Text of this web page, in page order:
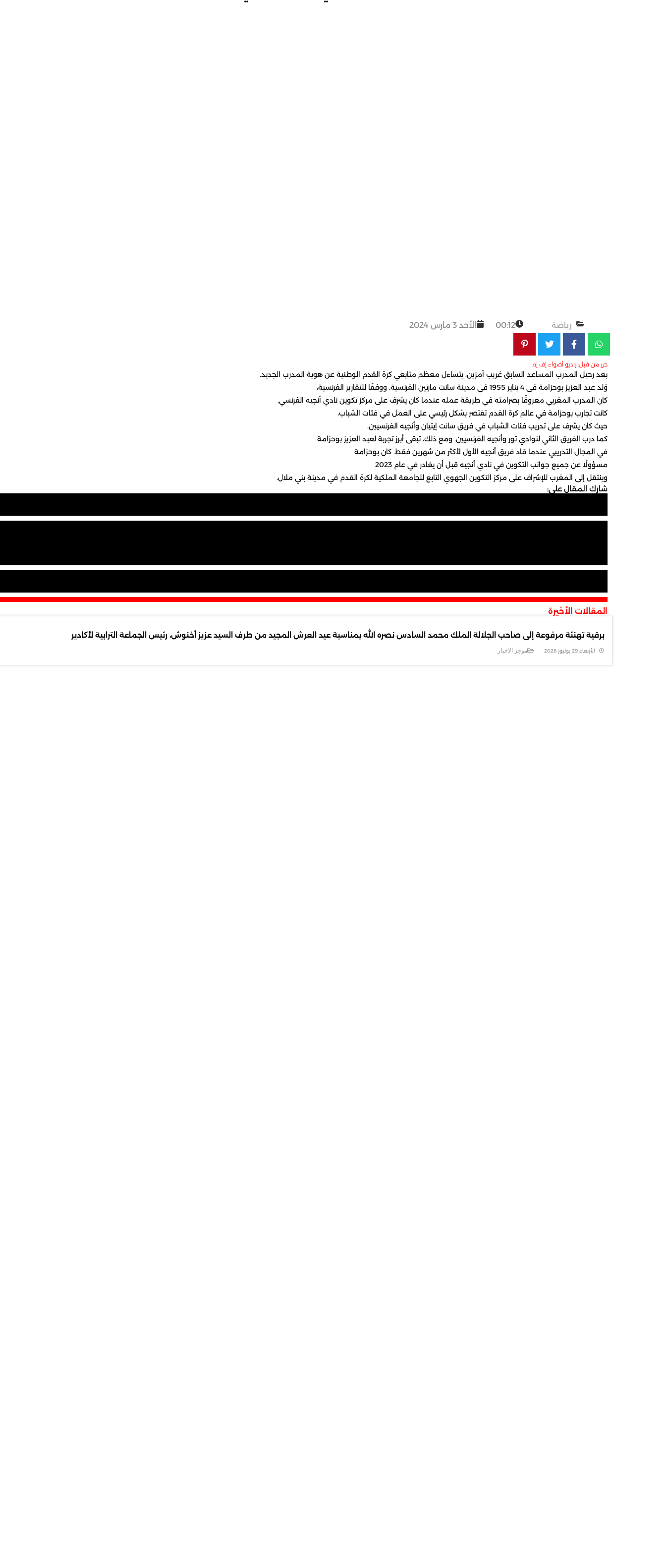
رياضة 00:12 الأحد 3 مارس 2024
حرر من قبل: راديو أضواء إف إم
بعد رحيل المدرب المساعد السابق غريب أمزين، يتساءل معظم متابعي كرة القدم الوطنية عن هوية المدرب الجديد.
وُلد عبد العزيز بوحزامة في 4 يناير 1955 في مدينة سانت مارتين الفرنسية. ووفقًا للتقارير الفرنسية،
كان المدرب المغربي معروفًا بصرامته في طريقة عمله عندما كان يشرف على مركز تكوين نادي أنجيه الفرنسي.
كانت تجارب بوحزامة في عالم كرة القدم تقتصر بشكل رئيسي على العمل في فئات الشباب،
حيث كان يشرف على تدريب فئات الشباب في فريق سانت إيتيان وأنجيه الفرنسيين.
كما درب الفريق الثاني لنوادي تور وأنجيه الفرنسيين. ومع ذلك، تبقى أبرز تجربة لعبد العزيز بوحزامة
في المجال التدريبي عندما قاد فريق أنجيه الأول لأكثر من شهرين فقط. كان بوحزامة
مسؤولًا عن جميع جوانب التكوين في نادي أنجيه قبل أن يغادر في عام 2023
وينتقل إلى المغرب للإشراف على مركز التكوين الجهوي التابع للجامعة الملكية لكرة القدم في مدينة بني ملال.
شارك المقال على:
المقالات الأخيرة
برقية تهنئة مرفوعة إلى صاحب الجلالة الملك محمد السادس نصره الله بمناسبة عيد العرش المجيد من طرف السيد عزيز أخنوش، رئيس الجماعة الترابية لأكادير
الأربعاء 29 يوليوز 2026 موجز الاخبار